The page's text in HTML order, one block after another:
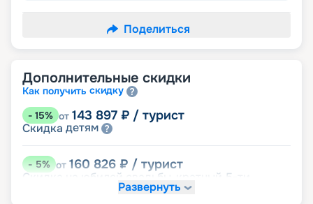
Поделиться
Дополнительные скидки
Как получить скидку
- 15% от 143 897 ₽ / турист
Скидка детям
-5% от 160 826 ₽ / турист
Скидка на юбилей свадьбы, кратный 5-ти
Развернуть